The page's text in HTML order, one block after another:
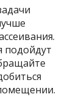
подойдут